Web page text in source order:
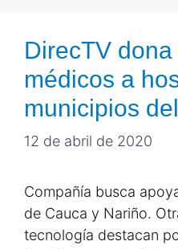
DirecTV
médicos a
municipios
12 de abril de 2020
Compañía busca
de Cauca y Nariño.
tecnología destacan